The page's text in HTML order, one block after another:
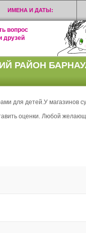
ИМЕНА И ДАТЫ:
вопрос
друзей
РАЙОН
для детей.У магазинов
оценки. Любой